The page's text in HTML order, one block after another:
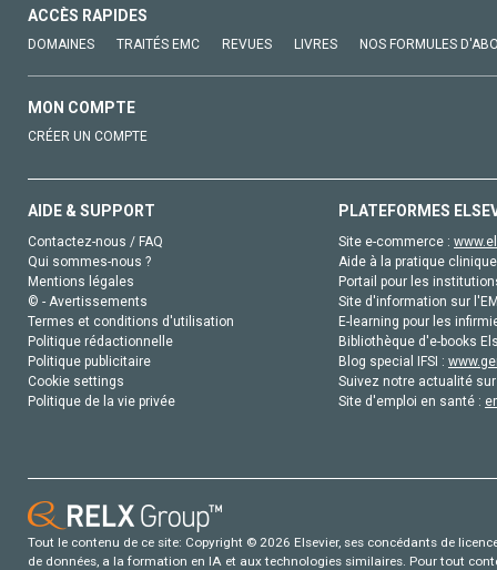
ACCÈS RAPIDES
DOMAINES TRAITÉS EMC REVUES LIVRES NOS FORMULES
MON COMPTE
CRÉER UN COMPTE
AIDE & SUPPORT
Contactez-nous / FAQ
Qui sommes-nous ?
Mentions légales
© - Avertissements
Termes et conditions d'utilisation
Politique rédactionnelle
Politique publicitaire
Cookie settings
Politique de la vie privée
PLATEFORMES
Site e-commerce :
Aide à la pratique
Portail pour les
Site d'information sur
E-learning pour les
Bibliothèque d'e-books
Blog special IFSI :
Suivez notre actualité
Site d'emploi en santé :
Tout le contenu de ce site: Copyright © 2026 Elsevier, ses concédants de
de données, a la formation en IA et aux technologies similaires. Pour tout